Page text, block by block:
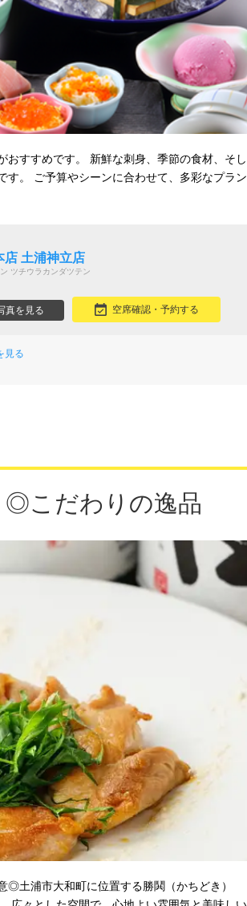
すすめです。 新鮮な刺身、季節の食材、そし
。 ご予算やシーンに合わせて、多彩なプラン
店 土浦神立店
ツチウラカンダツテン
真を見る 空席確認・予約する
見る
◎こだわりの逸品
◎土浦市大和町に位置する勝鬨（かちどき）